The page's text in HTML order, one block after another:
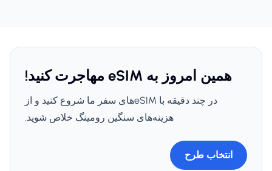
همین امروز به eSIM مهاجرت کنید!
در چند دقیقه با eSIMهای سفر ما شروع کنید و از
هزینه‌های سنگین رومینگ خلاص شوید.
انتخاب طرح